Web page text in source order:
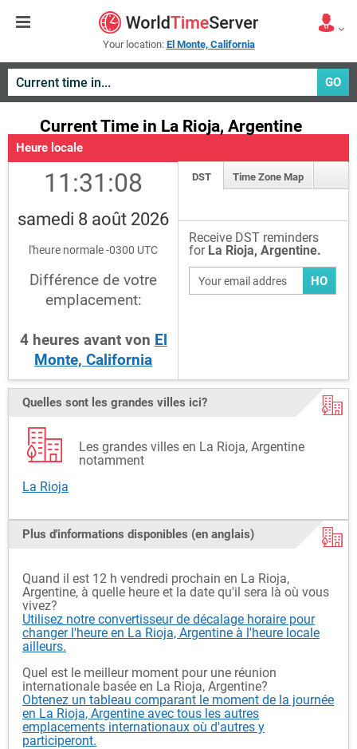
Your location: El Monte, California
GO
Current Time in La Rioja, Argentine
Heure locale
11:31:09
samedi 8 août 2026
l'heure normale -0300 UTC
Différence de votre
emplacement:
4 heures avant von El
Monte, California
DST Time Zone Map
Receive DST reminders
for La Rioja, Argentine.
HO
Quelles sont les grandes villes ici?
Les grandes villes en La Rioja, Argentine
notamment
La Rioja
Plus d'informations disponibles (en anglais)
Quand il est 12 h vendredi prochain en La Rioja,
Argentine, à quelle heure et la date qu'il sera là où vous
vivez?
Utilisez notre convertisseur de décalage horaire pour
changer l'heure en La Rioja, Argentine à l'heure locale
ailleurs.
Quel est le meilleur moment pour une réunion
internationale basée en La Rioja, Argentine?
Obtenez un tableau comparant le moment de la journée
en La Rioja, Argentine avec tous les autres
emplacements internationaux où d'autres y
participeront.